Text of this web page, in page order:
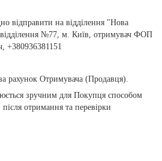
відправити на відділення "Нова
№77, м. Київ, отримувач ФОП
+380936381151
рахунок Отримувача (Продавця).
зручним для Покупця способом
отримання та перевірки